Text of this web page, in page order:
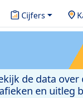
Cijfers
de data over
en uitleg